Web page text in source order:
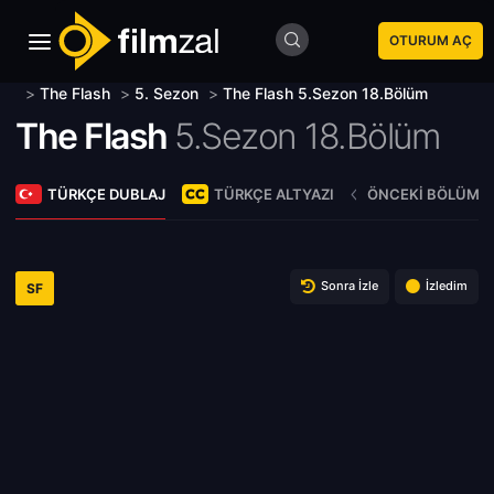
OTURUM AÇ
> The Flash > 5. Sezon > The Flash 5.Sezon 18.Bölüm
The Flash 5.Sezon 18.Bölüm
TÜRKÇE DUBLAJ TÜRKÇE ALTYAZI ÖNCEKI BÖLÜM
SF Sonra İzle İzledim